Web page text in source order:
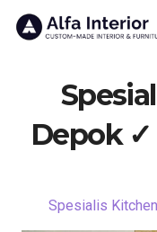
Depok ✓
Spesialis